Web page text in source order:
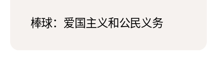
棒球：爱国主义和公民义务